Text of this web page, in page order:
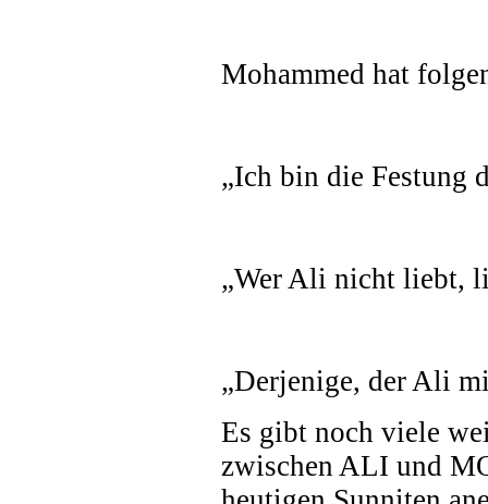
Mohammed hat
„Ich bin die Festung
„Wer Ali nicht liebt,
„Derjenige, der Ali
Es gibt noch viele
zwischen ALI und